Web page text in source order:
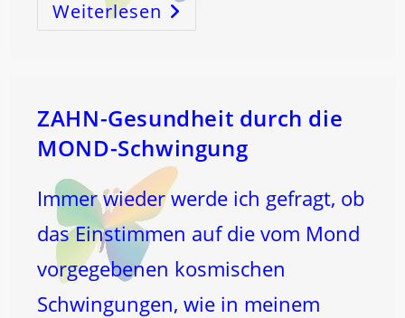
Weiterlesen Die
Milz
–
ZAHN-Gesundheit durch die
MOND-Schwingung
Immer wieder werde ich gefragt, ob
das Einstimmen auf die vom Mond
vorgegebenen kosmischen
Schwingungen, wie in meinem